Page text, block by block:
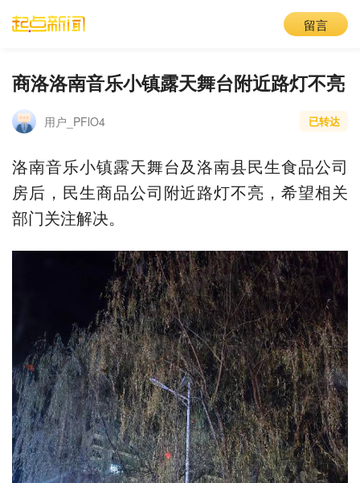
留言
商洛洛南音乐小镇露天舞台附近路灯不亮
用户_PFlO4 已转达
洛南音乐小镇露天舞台及洛南县民生食品公司
房后，民生商品公司附近路灯不亮，希望相关
部门关注解决。